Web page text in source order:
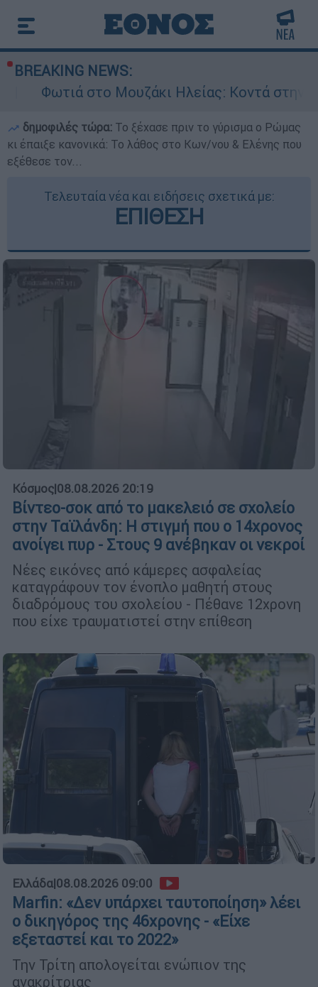
BREAKING NEWS:
Μουζάκι Ηλείας: Κοντά στην είσοδο του
δημοφιλές τώρα: Το ξέχασε πριν το γύρισμα ο Ρώμας
κι έπαιξε κανονικά: Το λάθος στο Κων/νου & Ελένης που
εξέθεσε τον...
Τελευταία νέα και ειδήσεις σχετικά με:
ΕΠΙΘΕΣΗ
Κόσμος|08.08.2026 20:19
Βίντεο-σοκ από το μακελειό σε σχολείο
στην Ταϊλάνδη: Η στιγμή που ο 14χρονος
ανοίγει πυρ - Στους 9 ανέβηκαν οι νεκροί
Νέες εικόνες από κάμερες ασφαλείας
καταγράφουν τον ένοπλο μαθητή στους
διαδρόμους του σχολείου - Πέθανε 12χρονη
που είχε τραυματιστεί στην επίθεση
Ελλάδα|08.08.2026 09:00
Marfin: «Δεν υπάρχει ταυτοποίηση» λέει
ο δικηγόρος της 46χρονης - «Είχε
εξεταστεί και το 2022»
Την Τρίτη απολογείται ενώπιον της
ανακρίτριας